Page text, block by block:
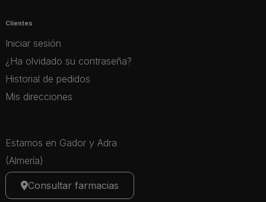
Clientes
Iniciar sesión
¿Ha olvidado su contraseña?
Historial de pedidos
Mis direcciones
Estamos en Gador y Adra
(Almería)
Consultar farmacias